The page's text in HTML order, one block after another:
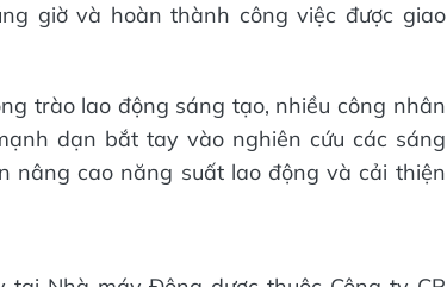
giờ và hoàn thành công việc được giao
trào lao động sáng tạo, nhiều công nhân
dạn bắt tay vào nghiên cứu các sáng
nâng cao năng suất lao động và cải thiện